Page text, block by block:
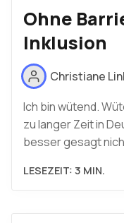
Ohne
Inklusion
Christiane
Ich bin wütend.
zu langer Zeit in
besser gesagt
LESEZEIT: 3 MIN.